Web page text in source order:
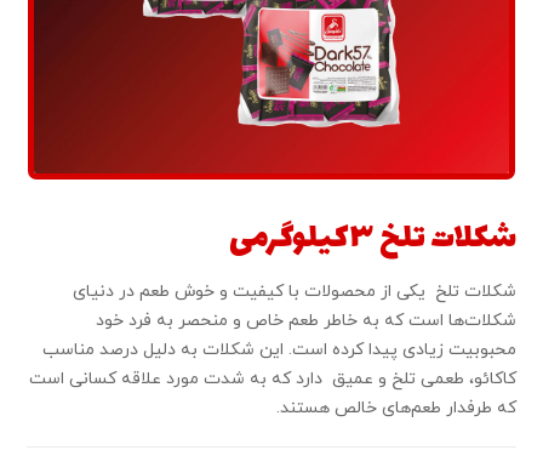
شکلات تلخ ۳کیلوگرمی
شکلات تلخ یکی از محصولات با کیفیت و خوش طعم در دنیای
شکلات‌ها است که به خاطر طعم خاص و منحصر به فرد خود
محبوبیت زیادی پیدا کرده است. این شکلات به دلیل درصد مناسب
کاکائو، طعمی تلخ و عمیق دارد که به شدت مورد علاقه کسانی است
که طرفدار طعم‌های خالص هستند.